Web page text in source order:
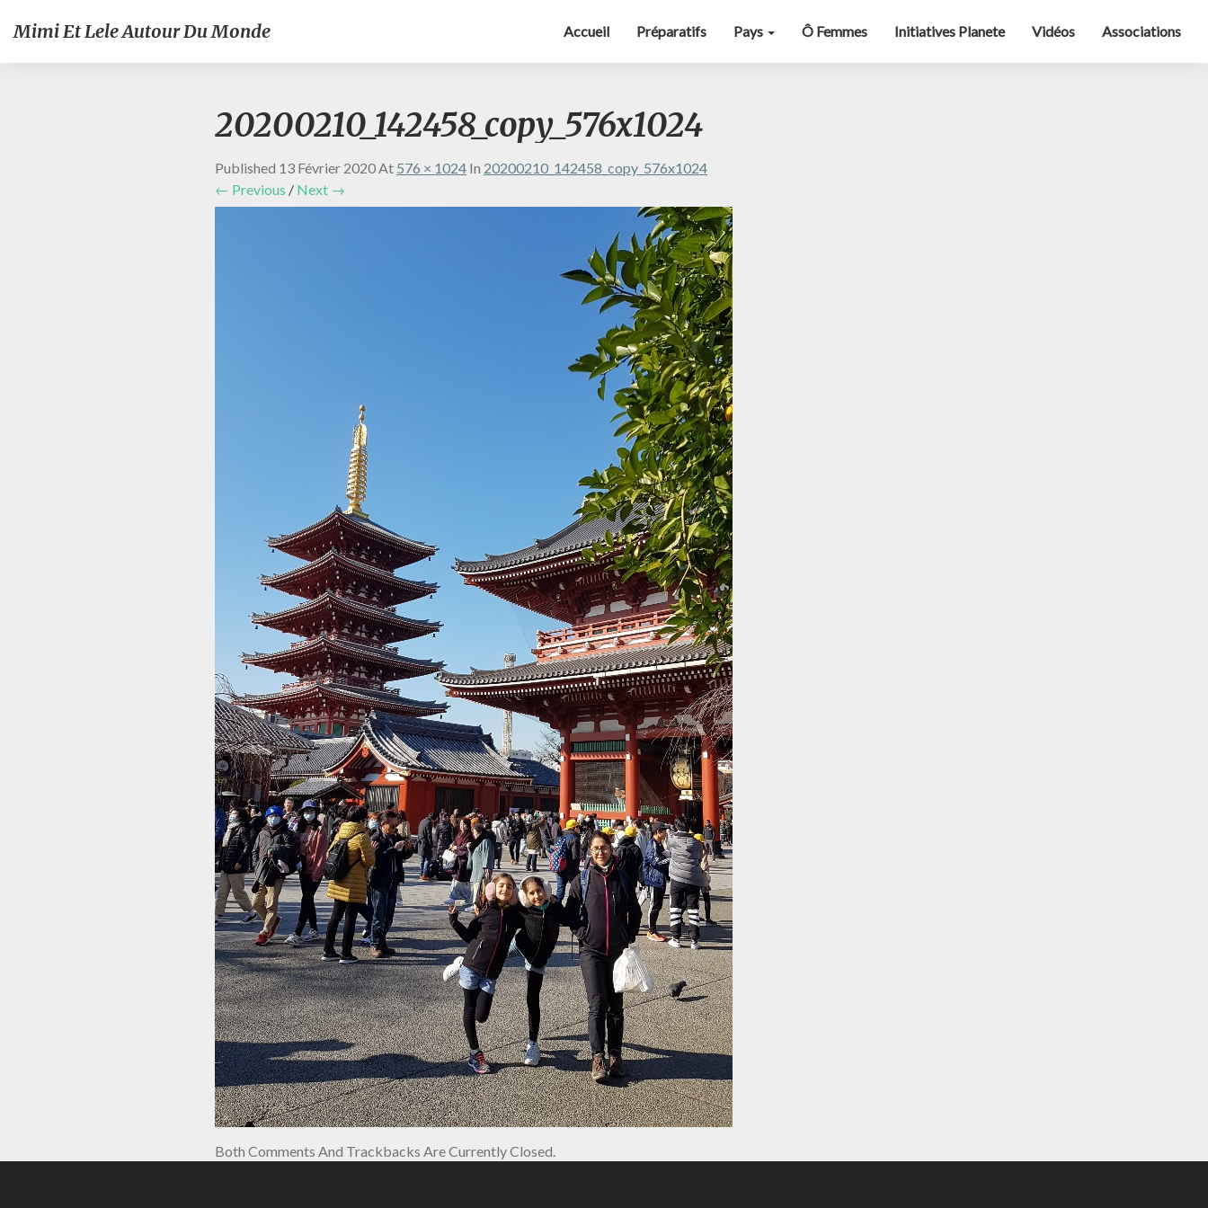
Mimi Et Lele Autour Du Monde Accueil Préparatifs Pays Ô Femmes Initiatives Planete Vidéos Associations
20200210_142458_copy_576x1024
Published 13 Février 2020At 576 × 1024 In 20200210_142458_copy_576x1024
← Previous / Next →
Both Comments And Trackbacks Are Currently Closed.